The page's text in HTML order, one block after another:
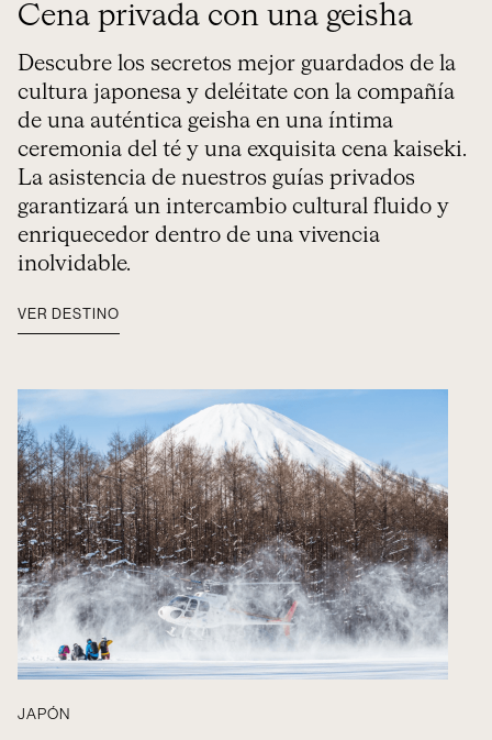
Cena privada con una geisha
Descubre los secretos mejor guardados de la
cultura japonesa y deléitate con la compañía
de una auténtica geisha en una íntima
ceremonia del té y una exquisita cena kaiseki.
La asistencia de nuestros guías privados
garantizará un intercambio cultural fluido y
enriquecedor dentro de una vivencia
inolvidable.
VER DESTINO
JAPÓN